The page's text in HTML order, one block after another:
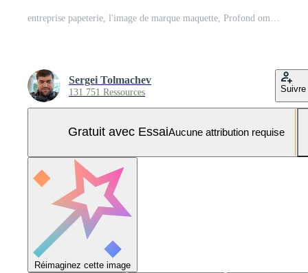
Sergei Tolmachev
131 751 Ressources Suivre
Gratuit avec EssaiAucune attribution requise
Réimaginez cette image